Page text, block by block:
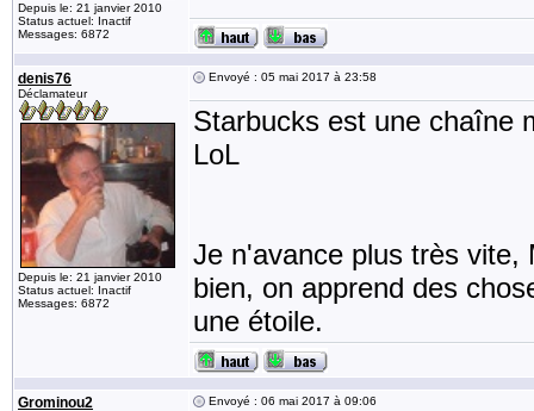
Depuis le: 21 janvier 2010
Status actuel: Inactif
Messages: 6872
denis76
Déclamateur
Depuis le: 21 janvier 2010
Status actuel: Inactif
Messages: 6872
Envoyé : 05 mai 2017 à 23:58
Starbucks est une chaîne
LoL
Je n'avance plus très vite,
bien, on apprend des
une étoile.
Grominou2 Envoyé : 06 mai 2017 à 09:06